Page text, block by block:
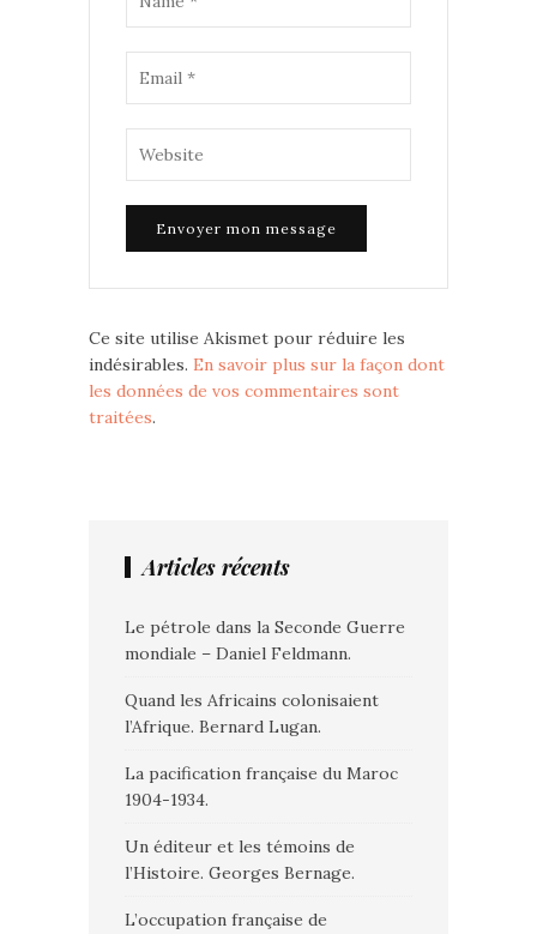
Ce site utilise Akismet pour réduire les
indésirables. En savoir plus sur la façon dont
les données de vos commentaires sont
traitées.
Articles récents
Le pétrole dans la Seconde Guerre
mondiale – Daniel Feldmann.
Quand les Africains colonisaient
l’Afrique. Bernard Lugan.
La pacification française du Maroc
1904-1934.
Un éditeur et les témoins de
l’Histoire. Georges Bernage.
L’occupation française de